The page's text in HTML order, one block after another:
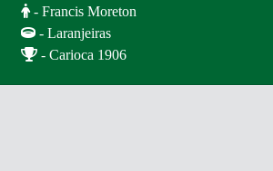
- Francis Moreton
- Laranjeiras
- Carioca 1906